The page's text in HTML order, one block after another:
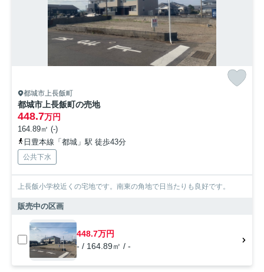
都城市上長飯町
都城市上長飯町の売地
448.7万円
164.89㎡ (-)
日豊本線「都城」駅 徒歩43分
公共下水
上長飯小学校近くの宅地です。南東の角地で日当たりも良好です。
販売中の区画
448.7万円
- / 164.89㎡ / -